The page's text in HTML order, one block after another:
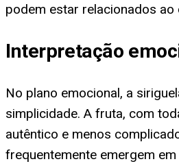
podem estar relacionados
Interpretação
No plano emocional, a
simplicidade. A fruta, com
autêntico e menos
frequentemente emergem